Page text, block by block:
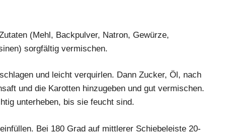
(Mehl, Backpulver, Natron, Gewürze,
sorgfältig vermischen.
und leicht verquirlen. Dann Zucker, Öl, nach
und die Karotten hinzugeben und gut vermischen.
unterheben, bis sie feucht sind.
Bei 180 Grad auf mittlerer Schiebeleiste 20-